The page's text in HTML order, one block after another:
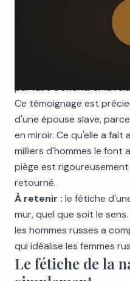
que le pays renvoie —
traditionnel. Elle
qualités véhiculées par
par faire s'effondrer la
Ce témoignage est
d'une épouse slave,
en miroir. Ce qu'elle a fait
milliers d'hommes le font
piège est
retourné.
À retenir : le fétiche
mur, quel que soit le
les hommes russes a
qui idéalise les femmes
Le fétiche de la